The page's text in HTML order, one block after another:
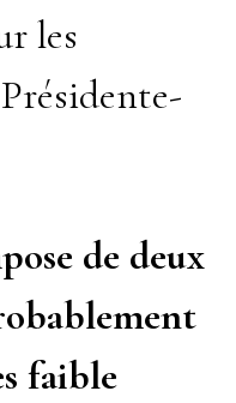
les
de deux
faible